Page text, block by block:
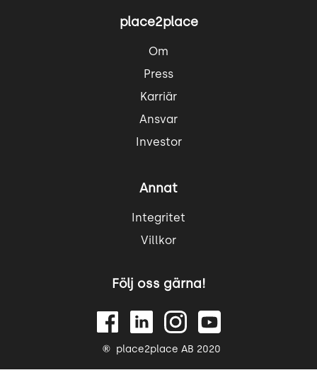
place2place
Om
Press
Karriär
Ansvar
Investor
Annat
Integritet
Villkor
Följ oss gärna!
place2place AB 2020